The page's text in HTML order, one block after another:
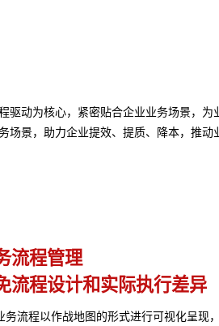
驱动为核心，紧密贴合企业业务场景，
场景，助力企业提效、提质、降本，推动
流程管理
流程设计和实际执行差异
务流程以作战地图的形式进行可视化呈现